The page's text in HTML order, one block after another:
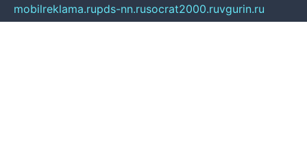
mobilreklama.rupds-nn.rusocrat2000.ruvgurin.ru
spksochi.rushkola-klassika.rusabeonline.ru